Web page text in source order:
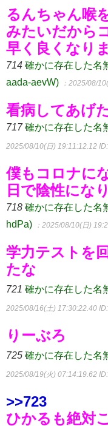
るんちゃん喉
みたいだから
早く良くなり
714 確かに存在した名
aada-aevW)
：2025/08/
看病してあげ
717 確かに存在した名
2025/08/10(日) 19:11:12.12
僕もコロナに
日で陰性にな
718 確かに存在した名
hdPa)
：2025/08/10(日)
学力テストを
たな
721 確かに存在した名
2025/08/16(土) 17:30:22.40
りーぶろ
725 確かに存在した名
2025/08/19(火) 07:14:19.62
>>723
ひかるも絶対